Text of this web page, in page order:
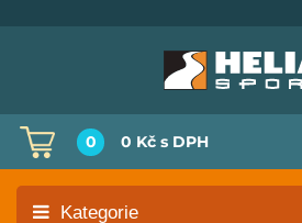
0 0 Kč s DPH
Kategorie